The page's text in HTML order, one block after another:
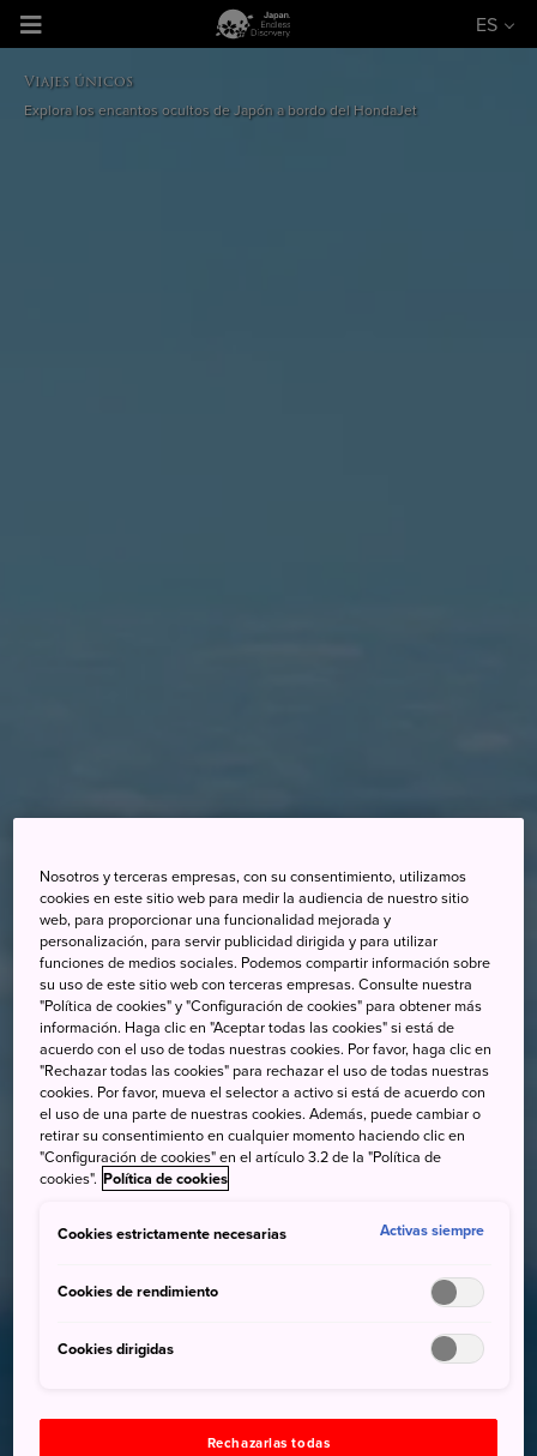
ES
Viajes únicos
Explora los encantos ocultos de Japón a bordo del HondaJet
Nosotros y terceras empresas, con su consentimiento, utilizamos
cookies en este sitio web para medir la audiencia de nuestro sitio
web, para proporcionar una funcionalidad mejorada y
personalización, para servir publicidad dirigida y para utilizar
funciones de medios sociales. Podemos compartir información sobre
su uso de este sitio web con terceras empresas. Consulte nuestra
"Política de cookies" y "Configuración de cookies" para obtener más
información. Haga clic en "Aceptar todas las cookies" si está de
acuerdo con el uso de todas nuestras cookies. Por favor, haga clic en
"Rechazar todas las cookies" para rechazar el uso de todas nuestras
cookies. Por favor, mueva el selector a activo si está de acuerdo con
el uso de una parte de nuestras cookies. Además, puede cambiar o
retirar su consentimiento en cualquier momento haciendo clic en
"Configuración de cookies" en el artículo 3.2 de la "Política de
cookies". Política de cookies
Cookies estrictamente necesarias Activas siempre
Cookies de rendimiento
Cookies dirigidas
Rechazarlas todas